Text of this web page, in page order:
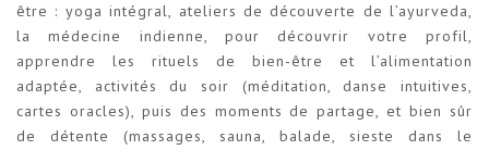
être : yoga intégral, ateliers de découverte de l’ayurveda,
la médecine indienne, pour découvrir votre profil,
apprendre les rituels de bien-être et l’alimentation
adaptée, activités du soir (méditation, danse intuitives,
cartes oracles), puis des moments de partage, et bien sûr
de détente (massages, sauna, balade, sieste dans le